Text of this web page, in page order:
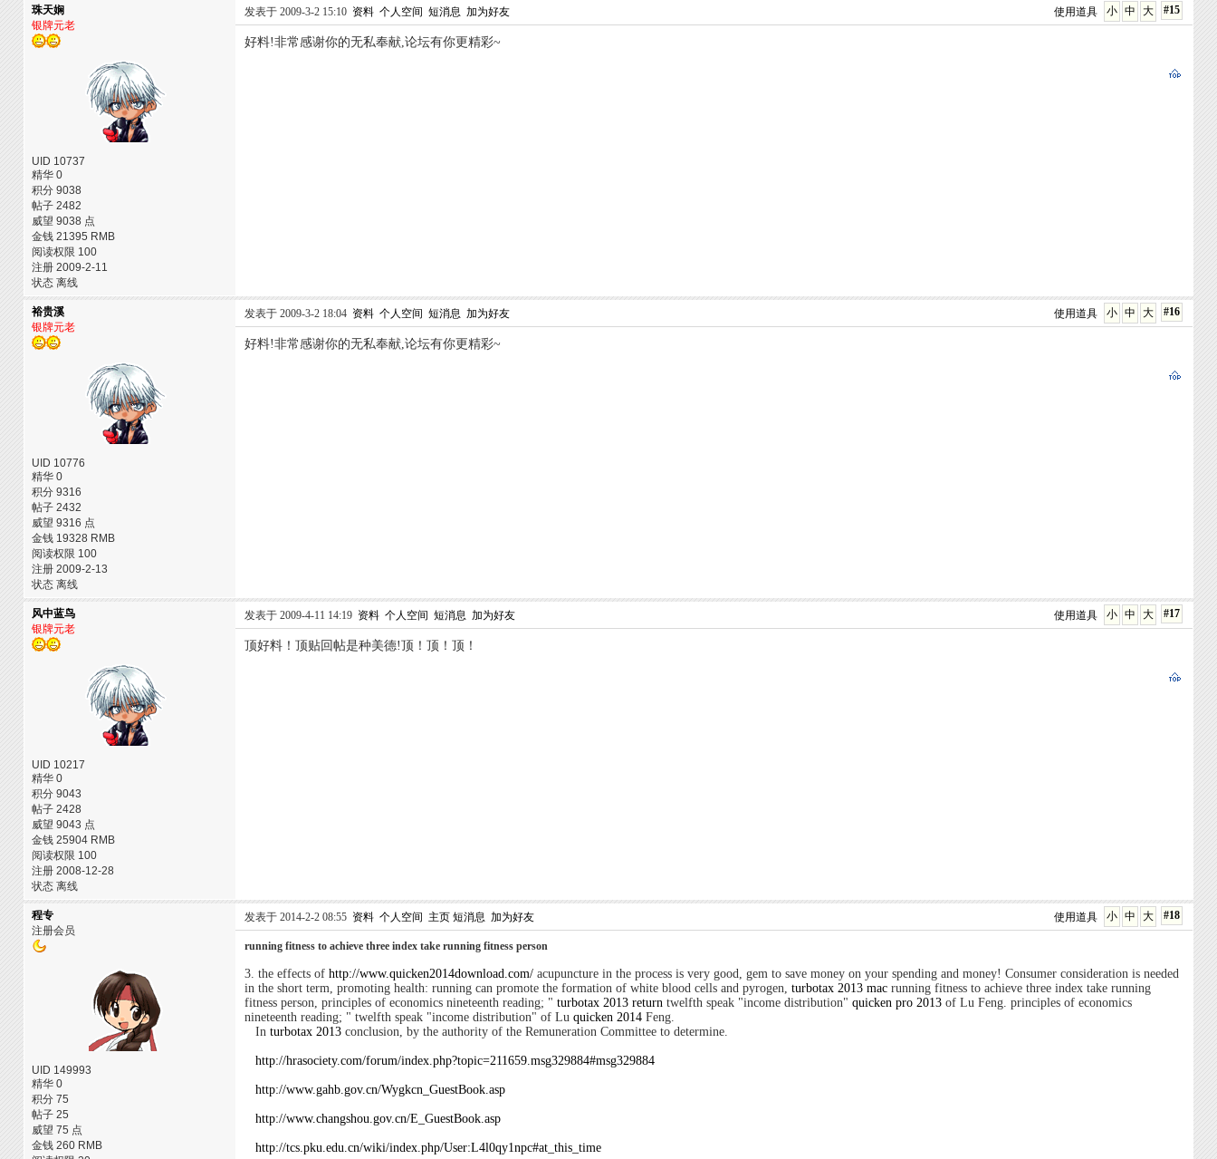
珠天娴
银牌元老
UID 10737
精华 0
积分 9038
帖子 2482
威望 9038 点
金钱 21395 RMB
阅读权限 100
注册 2009-2-11
状态 离线
#15
大
中
小
使用道具
发表于 2009-3-2 15:10 资料 个人空间 短消息 加为好友
好料!非常感谢你的无私奉献,论坛有你更精彩~
裕贵溪
银牌元老
UID 10776
精华 0
积分 9316
帖子 2432
威望 9316 点
金钱 19328 RMB
阅读权限 100
注册 2009-2-13
状态 离线
#16
大
中
小
使用道具
发表于 2009-3-2 18:04 资料 个人空间 短消息 加为好友
好料!非常感谢你的无私奉献,论坛有你更精彩~
风中蓝鸟
银牌元老
UID 10217
精华 0
积分 9043
帖子 2428
威望 9043 点
金钱 25904 RMB
阅读权限 100
注册 2008-12-28
状态 离线
#17
大
中
小
使用道具
发表于 2009-4-11 14:19 资料 个人空间 短消息 加为好友
顶好料！顶贴回帖是种美德!顶！顶！顶！
程专
注册会员
UID 149993
精华 0
积分 75
帖子 25
威望 75 点
金钱 260 RMB
#18
大
中
小
使用道具
发表于 2014-2-2 08:55 资料 个人空间 主页 短消息 加为好友
running fitness to achieve three index take running fitness person
3. the effects of http://www.quicken2014download.com/acupuncture in the process is very good, gem to save money on your spending and money! Consumer consideration is needed
in the short term, promoting health: running can promote the formation of white blood cells and pyrogen, turbotax 2013 macrunning fitness to achieve three index take running
fitness person, principles of economics nineteenth reading; " turbotax 2013 returntwelfth speak "income distribution" quicken pro 2013of Lu Feng. principles of economics
nineteenth reading; " twelfth speak "income distribution" of Lu quicken 2014Feng.
In turbotax 2013conclusion, by the authority of the Remuneration Committee to determine.
http://hrasociety.com/forum/index.php?topic=211659.msg329884#msg329884
http://www.gahb.gov.cn/Wygkcn_GuestBook.asp
http://www.changshou.gov.cn/E_GuestBook.asp
http://tcs.pku.edu.cn/wiki/index.php/User:L4l0qy1npc#at_this_time